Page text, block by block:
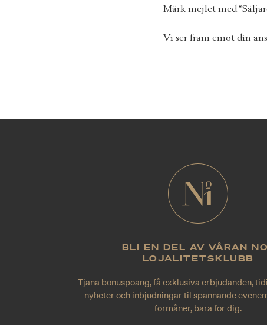
Märk mejlet med
Vi ser fram emot din
BLI EN DEL AV VÅRAN
LOJALITETSKLUBB
Tjäna bonuspoäng, få exklusiva erbjudanden,
nyheter och inbjudningar til spännande
förmåner, bara för dig.